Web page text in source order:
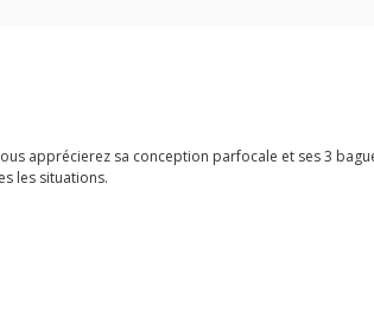
apprécierez sa conception parfocale et ses 3
les situations.